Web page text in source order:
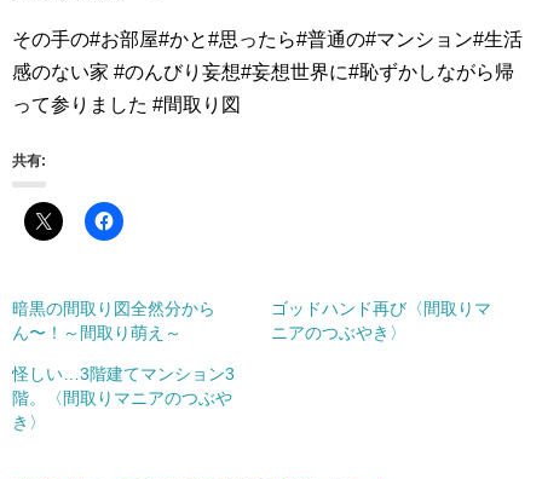
その手の#お部屋#かと#思ったら#普通の#マンション#生活
感のない家 #のんびり妄想#妄想世界に#恥ずかしながら帰
って参りました #間取り図
共有:
暗黒の間取り図全然分から
ん〜！～間取り萌え～
ゴッドハンド再び〈間取りマ
ニアのつぶやき〉
怪しい…3階建てマンション3
階。〈間取りマニアのつぶや
き〉